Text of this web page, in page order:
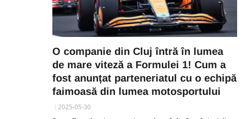
O companie din Cluj întră în lumea
de mare viteză a Formulei 1! Cum a
fost anunțat parteneriatul cu o echipă
faimoasă din lumea motosportului
2025-05-30